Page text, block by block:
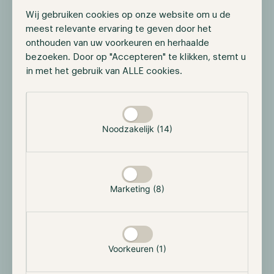
Wij gebruiken cookies op onze website om u de
meest relevante ervaring te geven door het
onthouden van uw voorkeuren en herhaalde
bezoeken. Door op "Accepteren" te klikken, stemt u
in met het gebruik van ALLE cookies.
Noodzakelijk (14)
Marketing (8)
Voorkeuren (1)
rapporteren.
__hssc HubSpot
Geeft aan of de
bijgewerkt in de
browser van de
bezoeker.
__hssrc HubSpot
Wordt gebruikt om
de browser van de
bezoeker te
herkennen bij
Sessie
Stelt een unieke ID in
voor de sessie.
website voor